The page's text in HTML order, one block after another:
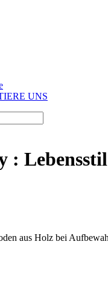
UNS
: Lebensstil